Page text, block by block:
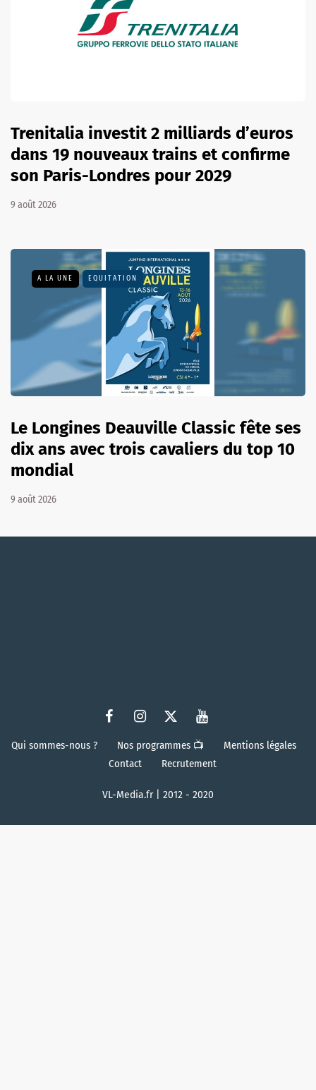
Trenitalia investit 2 milliards d’euros
dans 19 nouveaux trains et confirme
son Paris-Londres pour 2029
9 août 2026
A LA UNE EQUITATION
Le Longines Deauville Classic fête ses
dix ans avec trois cavaliers du top 10
mondial
9 août 2026
Qui sommes-nous ? Nos programmes 📺
Mentions légales
Contact
Recrutement
VL-Media.fr | 2012 - 2020